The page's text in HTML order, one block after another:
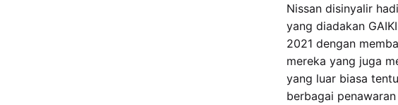
Nissan disinyalir
yang diadakan
2021 dengan
mereka yang juga
yang luar biasa
berbagai penawaran